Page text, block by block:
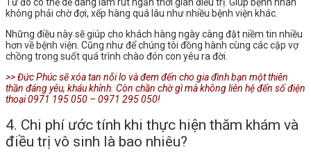
không phải chờ đợi, xếp hàng quá lâu như nhiều bệnh viện khác.
Những điều này sẽ giúp cho khách hàng ngày càng đặt niềm tin nhiều
hơn về bệnh viện. Cũng như để chúng tôi đồng hành cùng các cặp vợ
chồng trong suốt quá trình chào đón con yêu ra đời.
>> Đức Phúc sẽ xóa tan nỗi lo và đem đến cho gia đình bạn một thiên
thần đáng yêu, kháu khỉnh. Còn chần chờ gì mà không liên hệ đến số điện
thoại 0971 195 050 – 0971 295 050!
4. Chi phí ước tính khi thực hiện thăm khám và
điều trị vô sinh là bao nhiêu?